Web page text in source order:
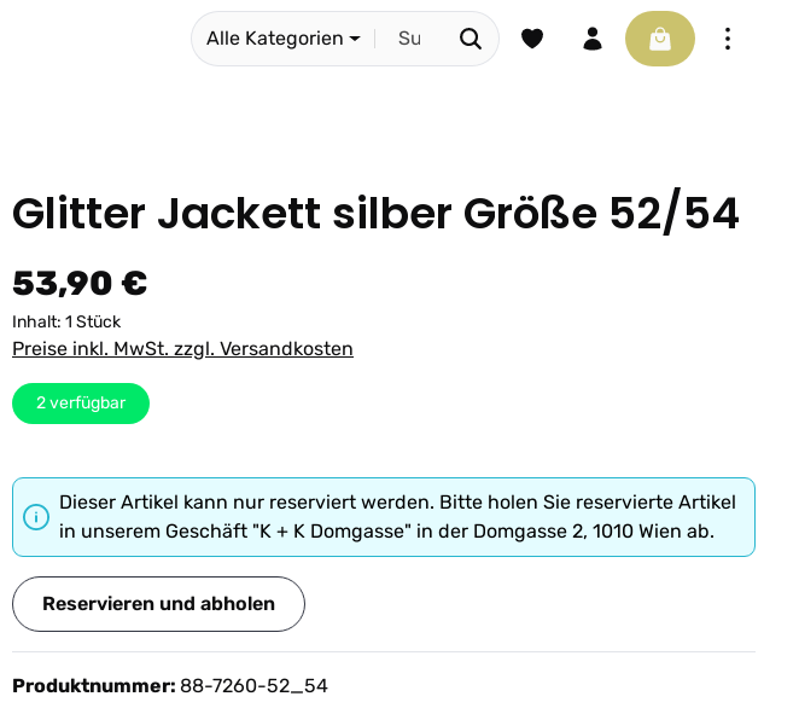
Alle Kategorien
Du hast 0 Produkte auf dem
Warenkorb
Glitter Jackett silber Größe 52/54
Regulärer Preis:
53,90 €
Inhalt: 1 Stück
Preise inkl. MwSt. zzgl. Versandkosten
2verfügbar
Dieser Artikel kann nur reserviert werden. Bitte holen Sie reservierte Artikel
in unserem Geschäft "K + K Domgasse" in der Domgasse 2, 1010 Wien ab.
Reservieren und abholen
Produktnummer: 88-7260-52_54